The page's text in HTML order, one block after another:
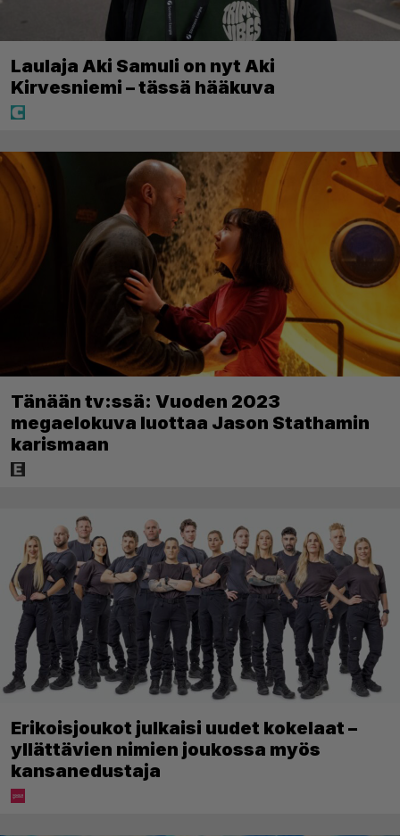
Laulaja Aki Samuli on nyt Aki
Kirvesniemi – tässä hääkuva
Tänään tv:ssä: Vuoden 2023
megaelokuva luottaa Jason Stathamin
karismaan
Erikoisjoukot julkaisi uudet kokelaat –
yllättävien nimien joukossa myös
kansanedustaja